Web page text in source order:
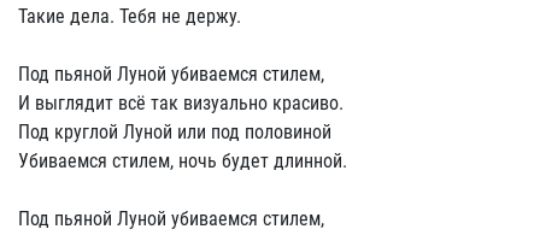
Такие дела. Тебя не держу.
Под пьяной Луной убиваемся стилем,
И выглядит всё так визуально красиво.
Под круглой Луной или под половиной
Убиваемся стилем, ночь будет длинной.
Под пьяной Луной убиваемся стилем,